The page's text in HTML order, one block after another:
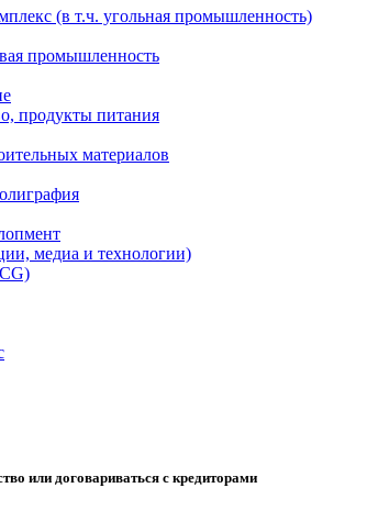
(в т.ч. угольная промышленность)
промышленность
продукты питания
материалов
медиа и технологии)
или договариваться с кредиторами